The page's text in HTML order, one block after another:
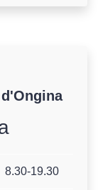
8.30-19.30